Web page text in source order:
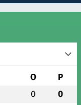
O P
0 0